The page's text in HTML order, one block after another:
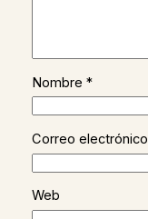
Nombre *
Correo electrónico
Web